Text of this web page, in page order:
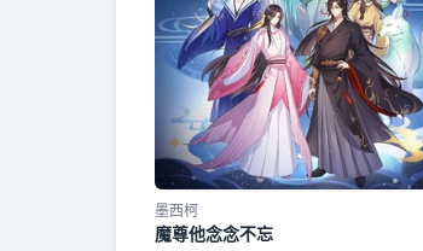
墨西柯
魔尊他念念不忘